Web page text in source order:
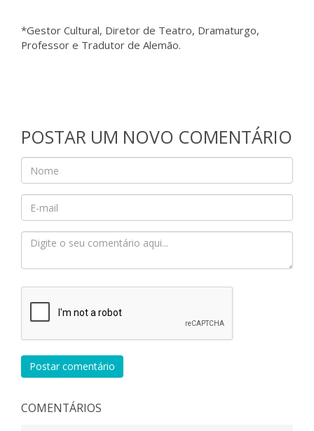
*Gestor Cultural, Diretor de Teatro, Dramaturgo,
Professor e Tradutor de Alemão.
POSTAR UM NOVO COMENTÁRIO
Postar comentário
COMENTÁRIOS